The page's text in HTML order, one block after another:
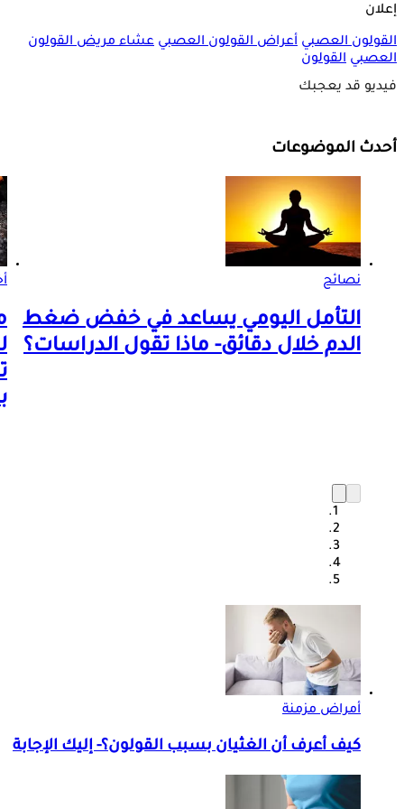
إعلان
القولون العصبي أعراض القولون العصبي عشاء مريض القولون
العصبي القولون
فيديو قد يعجبك
أحدث الموضوعات
نصائح
التأمل اليومي يساعد في خفض ضغط
الدم خلال دقائق- ماذا تقول الدراسات؟
أمراض مزمنة
كيف أعرف أن الغثيان بسبب القولون؟- إليك الإجابة